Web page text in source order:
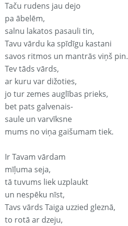
Taču rudens jau dejo
pa ābelēm,
salnu lakatos pasauli tin,
Tavu vārdu ka spīdīgu kastani
savos ritmos un mantrās viņš pin.
Tev tāds vārds,
ar kuru var dižoties,
jo tur zemes auglības prieks,
bet pats galvenais-
saule un varvīksne
mums no viņa gaišumam tiek.
Ir Tavam vārdam
mīļuma seja,
tā tuvums liek uzplaukt
un nespēku nīst,
Tavs vārds Taiga uzzied gleznā,
to rotā ar dzeju,